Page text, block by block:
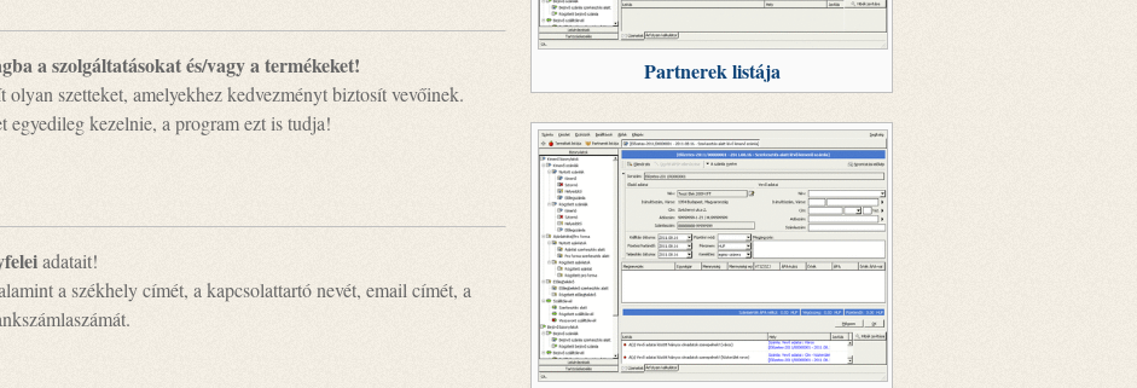
a szolgáltatásokat és/vagy a termékeket!
szetteket, amelyekhez kedvezményt biztosít vevőinek.
egyedileg kezelnie, a program ezt is tudja!
adatait!
a székhely címét, a kapcsolattartó nevét, email címét, a
Partnerek listája